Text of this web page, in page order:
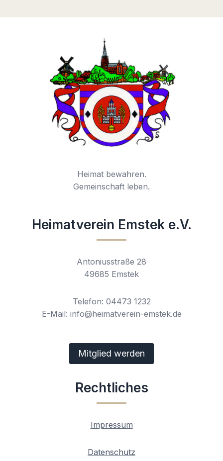
Heimat bewahren.
Gemeinschaft leben.
Heimatverein Emstek e.V.
Antoniusstraße 28
49685 Emstek
Telefon: 04473 1232
E-Mail: info@heimatverein-emstek.de
Mitglied werden
Rechtliches
Impressum
Datenschutz